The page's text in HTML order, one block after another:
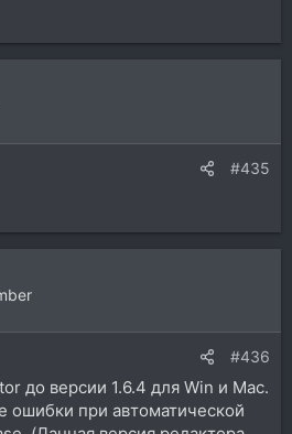
#435
#436
до версии 1.6.4 для Win и Mac.
ошибки при автоматической